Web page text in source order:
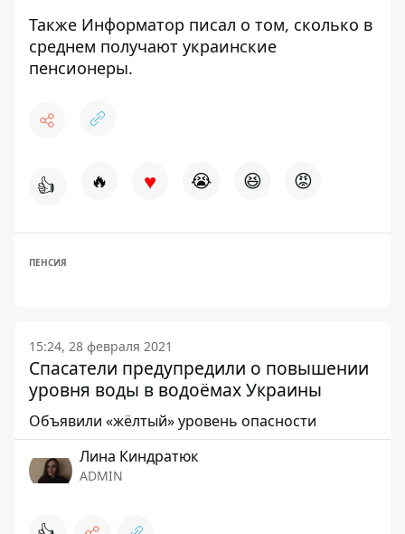
Также Информатор писал о том, сколько в
среднем получают украинские
пенсионеры.
👍 🔥 ♥ 😭 😆 😡
ПЕНСИЯ
15:24, 28 февраля 2021
Спасатели предупредили о повышении
уровня воды в водоёмах Украины
Объявили «жёлтый» уровень опасности
Лина Киндратюк
ADMIN